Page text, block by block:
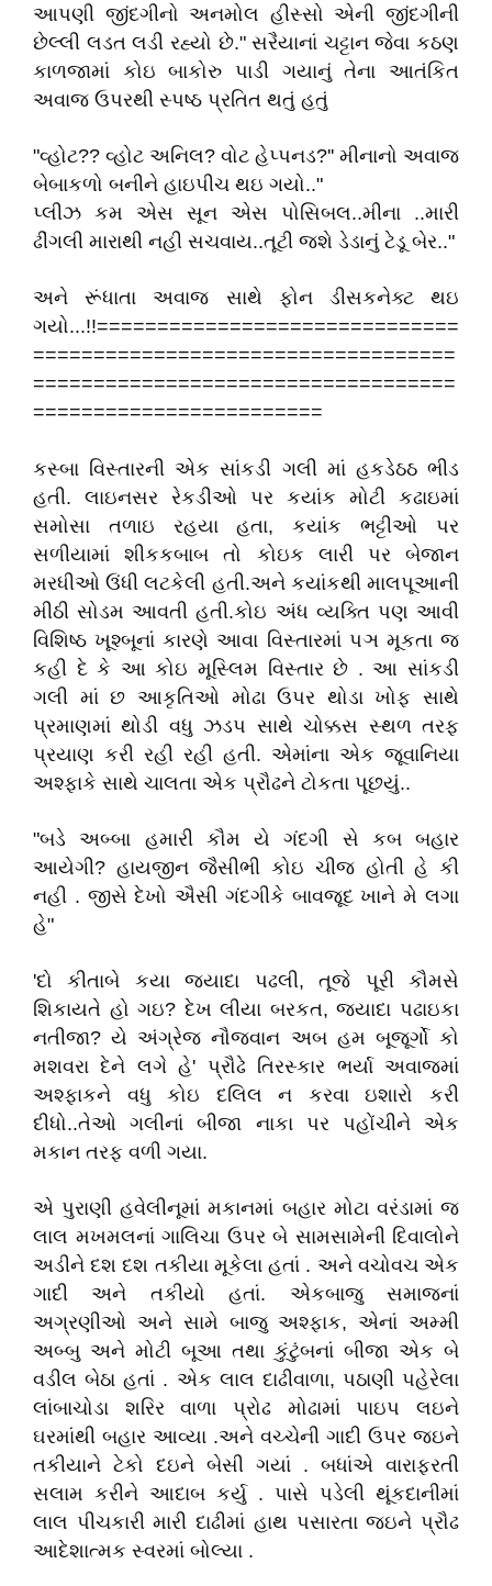
આપણી જીંદગીનો અનમોલ હીસ્સો એની જીંદગીની
છેલ્લી લડત લડી રહ્યો છે." સરૈયાનાં ચટ્ટાન જેવા કઠણ
કાળજામાં કોઇ બાકોરુ પાડી ગયાનું તેના આતંકિત
અવાજ ઉપરથી સ્પષ્ઠ પ્રતિત થતું હતું
"વ્હોટ?? વ્હોટ અનિલ? વોટ હેપ્પનડ?'' મીનાનો અવાજ
બેબાકળો બનીને હાઇપીચ થઇ ગયો.."
પ્લીઝ કમ એસ સૂન એસ પોસિબલ..મીના ..મારી
ઢીંગલી મારાથી નહી સચવાય..તૂટી જશે ડેડાનું ટેડૂ બેર.."
અને રૂંધાતા અવાજ સાથે ફોન ડીસકનેક્ટ થઇ
ગયો...!!==============================
===================================
===================================
========================
કસ્બા વિસ્તારની એક સાંકડી ગલી માં હકડેઠઠ ભીડ
હતી. લાઇનસર રેકડીઓ પર કયાંક મોટી કઢાઇમાં
સમોસા તળાઇ રહયા હતા, કયાંક ભટ્ટીઓ પર
સળીયામાં શીકકબાબ તો કોઇક લારી પર બેજાન
મરધીઓ ઉંધી લટકેલી હતી.અને કયાંકથી માલપૂઆની
મીઠી સોડમ આવતી હતી.કોઇ અંધ વ્યક્તિ પણ આવી
વિશિષ્ઠ ખૂશ્બૂનાં કારણે આવા વિસ્તારમાં પઞ મૂકતા જ
કહી દે કે આ કોઇ મૂસ્લિમ વિસ્તાર છે . આ સાંકડી
ગલી માં છ આકૃતિઓ મોઢા ઉપર થોડા ખોફ સાથે
પ્રમાણમાં થોડી વધુ ઝડપ સાથે ચોક્કસ સ્થળ તરફ
પ્રયાણ કરી રહી રહી હતી. એમાંના એક જૂવાનિયા
અશ્ફાકે સાથે ચાલતા એક પ્રૌઢને ટોકતા પૂછયું..
"બડે અબ્બા હમારી કૌમ યે ગંદગી સે કબ બહાર
આયેગી? હાયજીન જૈસીભી કોઇ ચીજ હોતી હે કી
નહી . જીસે દેખો ઐસી ગંદગીકે બાવજૂદ ખાને મે લગા
હે"
'દો કીતાબે કયા જયાદા પઢલી, તૂજે પૂરી કૌમસે
શિકાયતે હો ગઇ? દેખ લીયા બરકત, જયાદા પઢાઇકા
નતીજા? યે અંગ્રેજ નૌજવાન અબ હમ બૂજૂર્ગો કો
મશવરા દેને લગે હે' પ્રૌઢે તિરસ્કાર ભર્યા અવાજમાં
અશ્ફાકને વધુ કોઇ દલિલ ન કરવા ઇશારો કરી
દીધો..તેઓ ગલીનાં બીજા નાકા પર પહોંચીને એક
મકાન તરફ વળી ગયા.
એ પુરાણી હવેલીનૂમાં મકાનમાં બહાર મોટા વરંડામાં જ
લાલ મખમલનાં ગાલિચા ઉપર બે સામસામેની દિવાલોને
અડીને દશ દશ તકીયા મૂકેલા હતાં . અને વચોવચ એક
ગાદી અને તકીયો હતાં. એકબાજુ સમાજનાં
અગ્રણીઓ અને સામે બાજુ અશ્ફાક, એનાં અમ્મી
અબ્બુ અને મોટી બૂઆ તથા કુંટુંબનાં બીજા એક બે
વડીલ બેઠા હતાં . એક લાલ દાઢીવાળા, પઠાણી પહેરેલા
લાંબાચોડા શરિર વાળા પ્રોઢ મોઢામાં પાઇપ લઇને
ઘરમાંથી બહાર આવ્યા .અને વચ્ચેની ગાદી ઉપર જઇને
તકીયાને ટેકો દઇને બેસી ગયાં . બધાંએ વારાફરતી
સલામ કરીને આદાબ કર્યુ . પાસે પડેલી થૂંકદાનીમાં
લાલ પીચકારી મારી દાઢીમાં હાથ પસારતા જઇને પ્રૌઢ
આદેશાત્મક સ્વરમાં બોલ્યા .